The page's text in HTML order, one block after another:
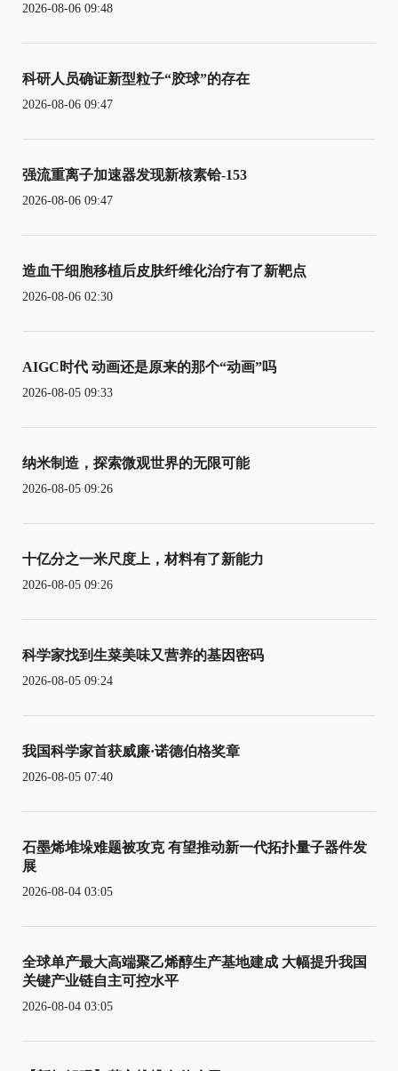
2026-08-06 09:48
科研人员确证新型粒子“胶球”的存在
2026-08-06 09:47
强流重离子加速器发现新核素铪-153
2026-08-06 09:47
造血干细胞移植后皮肤纤维化治疗有了新靶点
2026-08-06 02:30
AIGC时代 动画还是原来的那个“动画”吗
2026-08-05 09:33
纳米制造，探索微观世界的无限可能
2026-08-05 09:26
十亿分之一米尺度上，材料有了新能力
2026-08-05 09:26
科学家找到生菜美味又营养的基因密码
2026-08-05 09:24
我国科学家首获威廉·诺德伯格奖章
2026-08-05 07:40
石墨烯堆垛难题被攻克 有望推动新一代拓扑量子器件发
展
2026-08-04 03:05
全球单产最大高端聚乙烯醇生产基地建成 大幅提升我国
关键产业链自主可控水平
2026-08-04 03:05